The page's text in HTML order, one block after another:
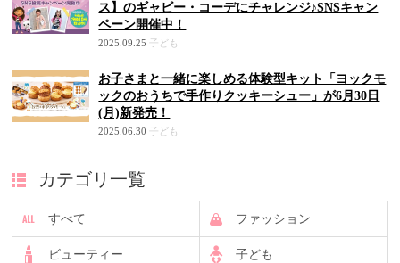
ス】のギャビー・コーデにチャレンジ♪SNSキャン
ペーン開催中！
2025.09.25 子ども
お子さまと一緒に楽しめる体験型キット「ヨックモ
ックのおうちで手作りクッキーシュー」が6月30日
(月)新発売！
2025.06.30 子ども
カテゴリ一覧
すべて ファッション
ビューティー 子ども